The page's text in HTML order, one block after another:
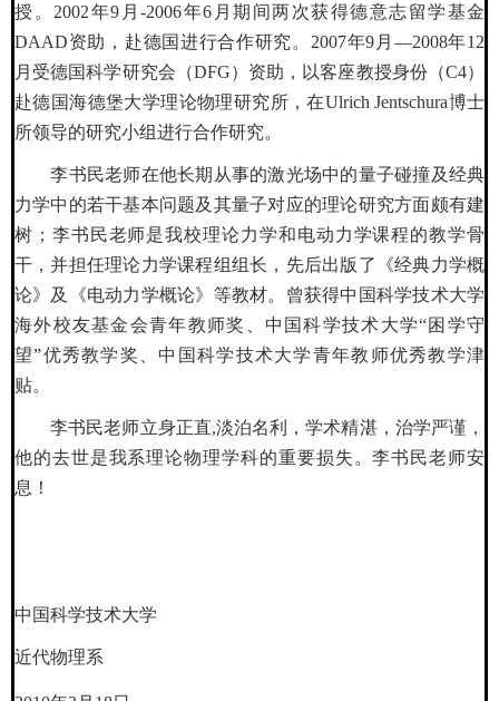
授。2002年9月-2006年6月期间两次获得德意志留学基金
DAAD资助，赴德国进行合作研究。2007年9月—2008年12
月受德国科学研究会（DFG）资助，以客座教授身份（C4）
赴德国海德堡大学理论物理研究所，在Ulrich Jentschura博士
所领导的研究小组进行合作研究。
李书民老师在他长期从事的激光场中的量子碰撞及经典
力学中的若干基本问题及其量子对应的理论研究方面颇有建
树；李书民老师是我校理论力学和电动力学课程的教学骨
干，并担任理论力学课程组组长，先后出版了《经典力学概
论》及《电动力学概论》等教材。曾获得中国科学技术大学
海外校友基金会青年教师奖、中国科学技术大学“困学守
望”优秀教学奖、中国科学技术大学青年教师优秀教学津
贴。
李书民老师立身正直,淡泊名利，学术精湛，治学严谨，
他的去世是我系理论物理学科的重要损失。李书民老师安
息！
中国科学技术大学
近代物理系